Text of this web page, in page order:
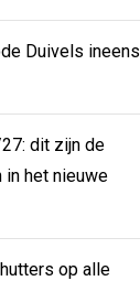
Duivels ineens
dit zijn de
het nieuwe
op alle